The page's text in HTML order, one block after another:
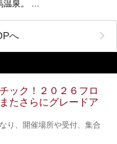
泉。
人工のの炭酸泉まで楽し
る施設です。
力の数々を紹介します！
へ
ック！２０２６フロ
たさらにグレードア
り、開催場所や受付、集合